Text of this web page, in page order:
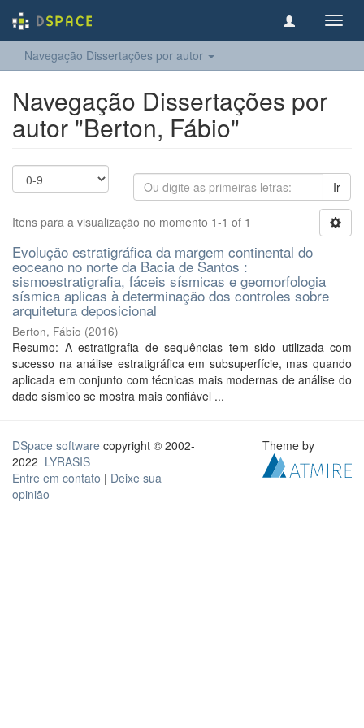
Navegação Dissertações por autor
Navegação Dissertações por
autor "Berton, Fábio"
Ir
Itens para a visualização no momento 1-1 of 1
Evolução estratigráfica da margem continental do
eoceano no norte da Bacia de Santos :
sismoestratigrafia, fáceis sísmicas e geomorfologia
sísmica aplicas à determinação dos controles sobre
arquitetura deposicional
Berton, Fábio (2016)
Resumo: A estratigrafia de sequências tem sido utilizada com
sucesso na análise estratigráfica em subsuperfície, mas quando
aplicada em conjunto com técnicas mais modernas de análise do
dado sísmico se mostra mais confiável ...
DSpace software copyright © 2002-
2022 LYRASIS
Entre em contato | Deixe sua
opinião
Theme by